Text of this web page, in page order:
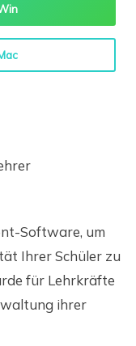
Software, um
Ihrer Schüler zu
für Lehrkräfte
ihrer